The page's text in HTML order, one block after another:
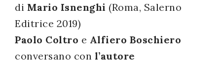
di Mario Isnenghi (Roma, Salerno
Editrice 2019)
Paolo Coltro e Alfiero Boschiero
conversano con l’autore
avvenuta con